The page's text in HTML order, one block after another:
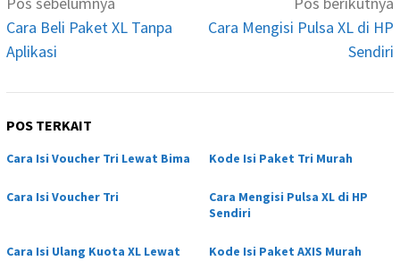
pos
Cara Beli Paket XL Tanpa
Aplikasi
Cara Mengisi Pulsa XL di HP
Sendiri
POS TERKAIT
Cara Isi Voucher Tri Lewat Bima Kode Isi Paket Tri Murah
Cara Isi Voucher Tri
Cara Mengisi Pulsa XL di HP
Sendiri
Cara Isi Ulang Kuota XL Lewat
Kode Isi Paket AXIS Murah